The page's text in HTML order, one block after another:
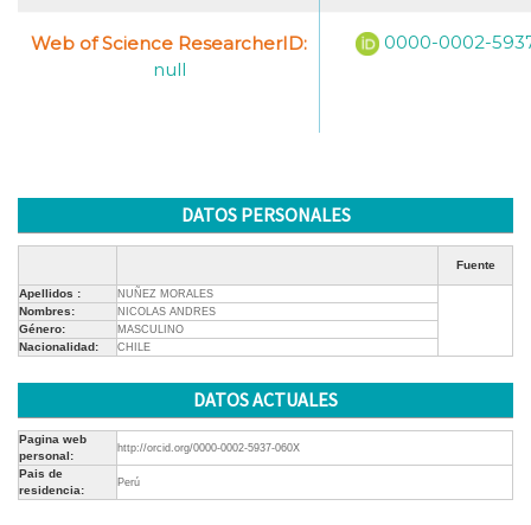
Web of Science ResearcherID:
null
0000-0002-
DATOS PERSONALES
Fuente
Apellidos : NUÑEZ MORALES
Nombres: NICOLAS ANDRES
Género: MASCULINO
Nacionalidad: CHILE
DATOS ACTUALES
Pagina web
personal:
http://orcid.org/0000-0002-5937-060X
Pais de
residencia:
Perú